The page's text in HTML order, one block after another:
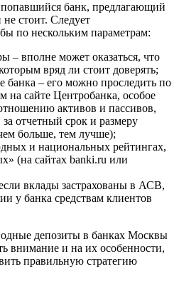
банк, предлагающий
стоит. Следует
по нескольким параметрам:
– вполне может оказаться, что
вряд ли стоит доверять;
банка – его можно проследить по
на сайте Центробанка, особое
активов и пассивов,
отчетный срок и размеру
больше, тем лучше);
и национальных рейтингах,
(на сайтах banki.ru или
вклады застрахованы в АСВ,
у банка средствам клиентов
депозиты в банках Москвы
внимание и на их особенности,
правильную стратегию